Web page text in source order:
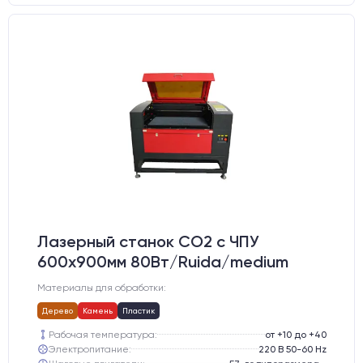
Лазерный станок CO2 c ЧПУ
600х900мм 80Вт/Ruida/medium
Материалы для обработки:
Дерево Камень Пластик
Рабочая температура:
от +10 до +40
Электропитание:
220 В 50-60 Hz